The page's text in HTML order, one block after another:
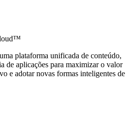
plataforma unificada de conteúdo,
de aplicações para maximizar o valor
e adotar novas formas inteligentes de